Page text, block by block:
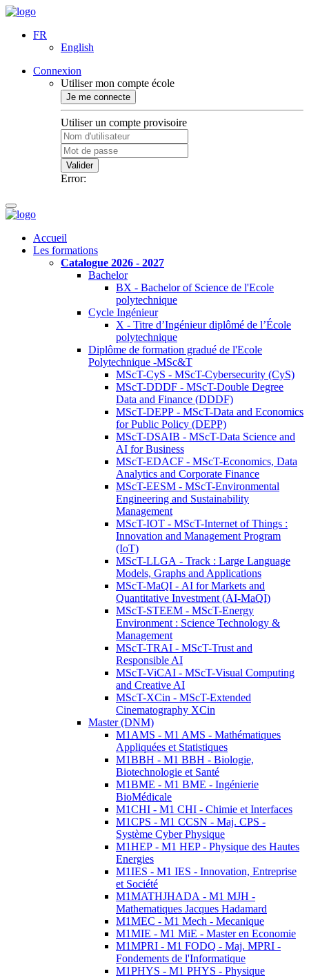
FR
English
Connexion
Utiliser mon compte école
Je me connecte
Utiliser un compte provisoire
Valider
Error:
Accueil
Les formations
Catalogue 2026 - 2027
Bachelor
BX - Bachelor of Science de l'Ecole
polytechnique
Cycle Ingénieur
X - Titre d’Ingénieur diplômé de l’École
polytechnique
Diplôme de formation gradué de l'Ecole
Polytechnique -MSc&T
MScT-CyS - MScT-Cybersecurity (CyS)
MScT-DDDF - MScT-Double Degree
Data and Finance (DDDF)
MScT-DEPP - MScT-Data and Economics
for Public Policy (DEPP)
MScT-DSAIB - MScT-Data Science and
AI for Business
MScT-EDACF - MScT-Economics, Data
Analytics and Corporate Finance
MScT-EESM - MScT-Environmental
Engineering and Sustainability
Management
MScT-IOT - MScT-Internet of Things :
Innovation and Management Program
(IoT)
MScT-LLGA - Track : Large Language
Models, Graphs and Applications
MScT-MaQI - AI for Markets and
Quantitative Investment (AI-MaQI)
MScT-STEEM - MScT-Energy
Environment : Science Technology &
Management
MScT-TRAI - MScT-Trust and
Responsible AI
MScT-ViCAI - MScT-Visual Computing
and Creative AI
MScT-XCin - MScT-Extended
Cinematography XCin
Master (DNM)
M1AMS - M1 AMS - Mathématiques
Appliquées et Statistiques
M1BBH - M1 BBH - Biologie,
Biotechnologie et Santé
M1BME - M1 BME - Ingénierie
BioMédicale
M1CHI - M1 CHI - Chimie et Interfaces
M1CPS - M1 CCSN - Maj. CPS -
Système Cyber Physique
M1HEP - M1 HEP - Physique des Hautes
Energies
M1IES - M1 IES - Innovation, Entreprise
et Société
M1MATHJHADA - M1 MJH -
Mathematiques Jacques Hadamard
M1MEC - M1 Mech - Mecanique
M1MIE - M1 MiE - Master en Economie
M1MPRI - M1 FODQ - Maj. MPRI -
Fondements de l'Informatique
M1PHYS - M1 PHYS - Physique